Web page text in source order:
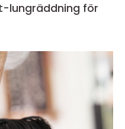
lungräddning för